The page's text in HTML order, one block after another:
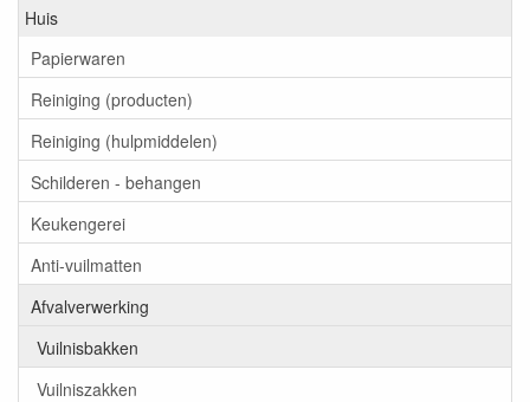
Huis
Papierwaren
Reiniging (producten)
Reiniging (hulpmiddelen)
Schilderen - behangen
Keukengerei
Anti-vuilmatten
Afvalverwerking
Vuilnisbakken
Vuilniszakken